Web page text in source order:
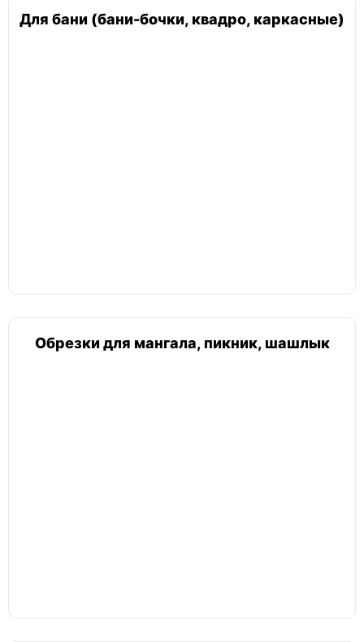
Для бани (бани-бочки, квадро, каркасные)
Обрезки для мангала, пикник, шашлык